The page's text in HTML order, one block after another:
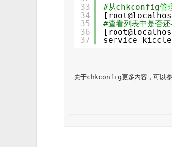
33
34
35
36
37
#从chkconfig管
#查看列表中是否
service
关于chkconfig更多内容，可以参